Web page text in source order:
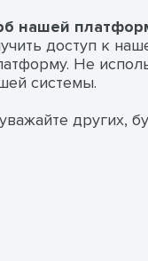
нашей
доступ к
Не
системы.
других,